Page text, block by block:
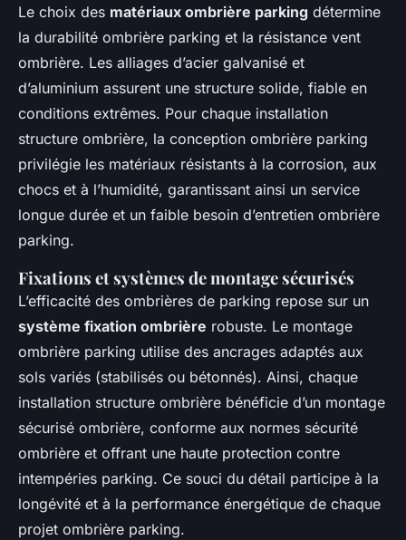
Le choix des matériaux ombrière parking détermine
la durabilité ombrière parking et la résistance vent
ombrière. Les alliages d’acier galvanisé et
d’aluminium assurent une structure solide, fiable en
conditions extrêmes. Pour chaque installation
structure ombrière, la conception ombrière parking
privilégie les matériaux résistants à la corrosion, aux
chocs et à l’humidité, garantissant ainsi un service
longue durée et un faible besoin d’entretien ombrière
parking.
Fixations et systèmes de montage sécurisés
L’efficacité des ombrières de parking repose sur un
système fixation ombrière robuste. Le montage
ombrière parking utilise des ancrages adaptés aux
sols variés (stabilisés ou bétonnés). Ainsi, chaque
installation structure ombrière bénéficie d’un montage
sécurisé ombrière, conforme aux normes sécurité
ombrière et offrant une haute protection contre
intempéries parking. Ce souci du détail participe à la
longévité et à la performance énergétique de chaque
projet ombrière parking.